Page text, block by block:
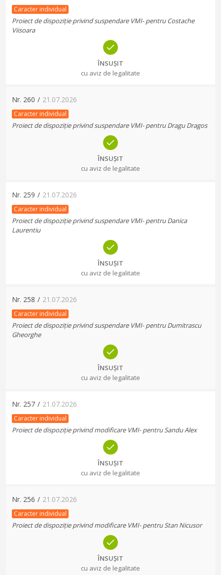
Caracter individual
Proiect de dispoziție privind suspendare VMI- pentru Costache
Viisoara
ÎNSUȘIT
cu aviz de legalitate
Nr. 260 / 21.07.2026
Caracter individual
Proiect de dispoziție privind suspendare VMI- pentru Dragu Dragos
ÎNSUȘIT
cu aviz de legalitate
Nr. 259 / 21.07.2026
Caracter individual
Proiect de dispoziție privind suspendare VMI- pentru Danica
Laurentiu
ÎNSUȘIT
cu aviz de legalitate
Nr. 258 / 21.07.2026
Caracter individual
Proiect de dispoziție privind suspendare VMI- pentru Dumitrascu
Gheorghe
ÎNSUȘIT
cu aviz de legalitate
Nr. 257 / 21.07.2026
Caracter individual
Proiect de dispoziție privind modificare VMI- pentru Sandu Alex
ÎNSUȘIT
cu aviz de legalitate
Nr. 256 / 21.07.2026
Caracter individual
Proiect de dispoziție privind modificare VMI- pentru Stan Nicusor
ÎNSUȘIT
cu aviz de legalitate